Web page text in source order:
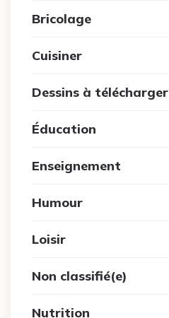
Bricolage
Cuisiner
Dessins à télécharger
Éducation
Enseignement
Humour
Loisir
Non classifié(e)
Nutrition